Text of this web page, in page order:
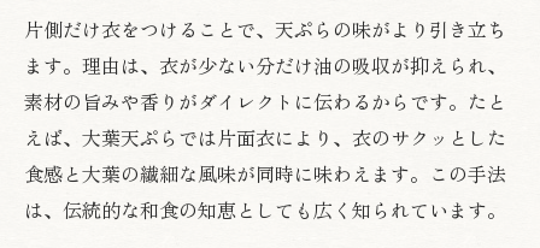
片側だけ衣をつけることで、天ぷらの味がより引き立ち
ます。理由は、衣が少ない分だけ油の吸収が抑えられ、
素材の旨みや香りがダイレクトに伝わるからです。たと
えば、大葉天ぷらでは片面衣により、衣のサクッとした
食感と大葉の繊細な風味が同時に味わえます。この手法
は、伝統的な和食の知恵としても広く知られています。